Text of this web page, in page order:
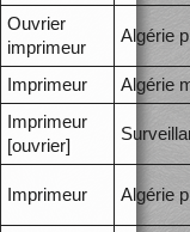
Ouvrier
imprimeur
Algérie
Imprimeur Algérie
Imprimeur
[ouvrier]
Imprimeur Algérie